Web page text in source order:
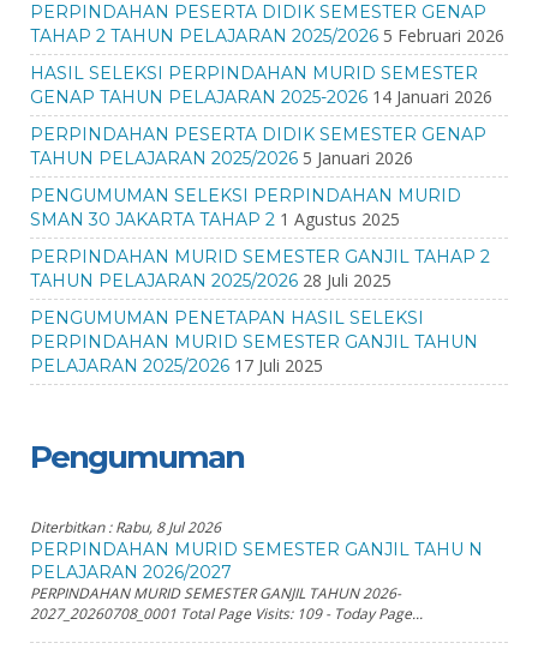
PERPINDAHAN PESERTA DIDIK SEMESTER GENAP
TAHAP 2 TAHUN PELAJARAN 2025/2026 5 Februari 2026
HASIL SELEKSI PERPINDAHAN MURID SEMESTER
GENAP TAHUN PELAJARAN 2025-2026 14 Januari 2026
PERPINDAHAN PESERTA DIDIK SEMESTER GENAP
TAHUN PELAJARAN 2025/2026 5 Januari 2026
PENGUMUMAN SELEKSI PERPINDAHAN MURID
SMAN 30 JAKARTA TAHAP 2 1 Agustus 2025
PERPINDAHAN MURID SEMESTER GANJIL TAHAP 2
TAHUN PELAJARAN 2025/2026 28 Juli 2025
PENGUMUMAN PENETAPAN HASIL SELEKSI
PERPINDAHAN MURID SEMESTER GANJIL TAHUN
PELAJARAN 2025/2026 17 Juli 2025
Pengumuman
Diterbitkan :Rabu, 8 Jul 2026
PERPINDAHAN MURID SEMESTER GANJIL TAHU N
PELAJARAN 2026/2027
PERPINDAHAN MURID SEMESTER GANJIL TAHUN 2026-
2027_20260708_0001 Total Page Visits: 109 - Today Page...